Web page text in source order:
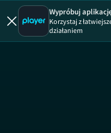
Wypróbuj
Korzystaj z
działaniem